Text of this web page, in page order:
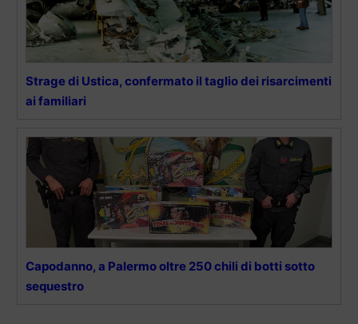
Strage di Ustica, confermato il taglio dei risarcimenti
ai familiari
Capodanno, a Palermo oltre 250 chili di botti sotto
sequestro